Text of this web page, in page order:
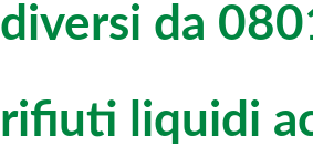
diversi da
rifiuti liquidi